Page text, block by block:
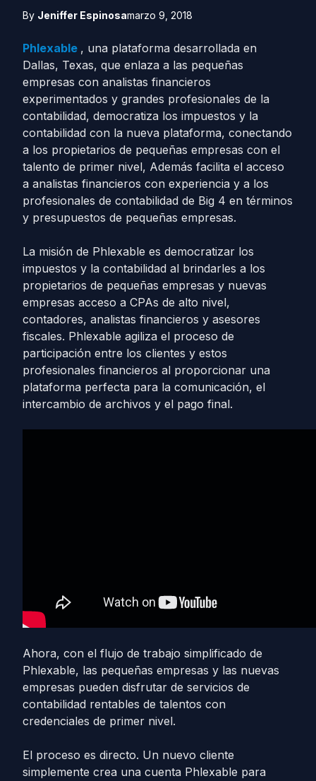
By Jeniffer Espinosamarzo 9, 2018
Phlexable , una plataforma desarrollada en
Dallas, Texas, que enlaza a las pequeñas
empresas con analistas financieros
experimentados y grandes profesionales de la
contabilidad, democratiza los impuestos y la
contabilidad con la nueva plataforma, conectando
a los propietarios de pequeñas empresas con el
talento de primer nivel, Además facilita el acceso
a analistas financieros con experiencia y a los
profesionales de contabilidad de Big 4 en términos
y presupuestos de pequeñas empresas.
La misión de Phlexable es democratizar los
impuestos y la contabilidad al brindarles a los
propietarios de pequeñas empresas y nuevas
empresas acceso a CPAs de alto nivel,
contadores, analistas financieros y asesores
fiscales. Phlexable agiliza el proceso de
participación entre los clientes y estos
profesionales financieros al proporcionar una
plataforma perfecta para la comunicación, el
intercambio de archivos y el pago final.
Ahora, con el flujo de trabajo simplificado de
Phlexable, las pequeñas empresas y las nuevas
empresas pueden disfrutar de servicios de
contabilidad rentables de talentos con
credenciales de primer nivel.
El proceso es directo. Un nuevo cliente
simplemente crea una cuenta Phlexable para